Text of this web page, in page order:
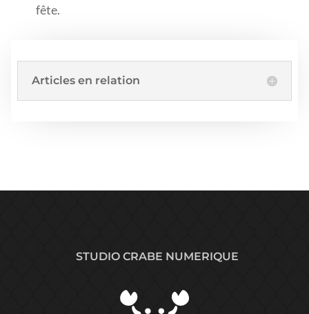
fête.
Articles en relation
STUDIO CRABE NUMERIQUE